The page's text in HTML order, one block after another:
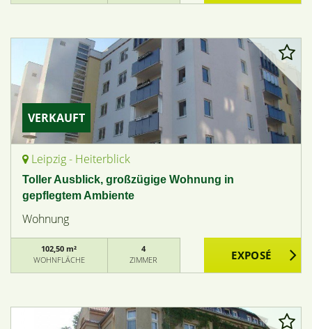
VERKAUFT
Leipzig - Heiterblick
Toller Ausblick, großzügige Wohnung in
gepflegtem Ambiente
Wohnung
102,50 m²
WOHNFLÄCHE
4
ZIMMER